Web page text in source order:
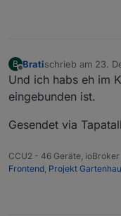
B
Offline
Bratischrieb am 23.
zuletzt editiert
Und ich habs eh im
eingebunden ist.
Gesendet via
CCU2 - 46 Geräte,
Frontend, Projekt